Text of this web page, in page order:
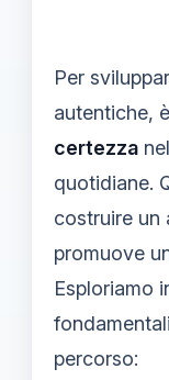
Per
autentiche,
certezza
quotidiane.
costruire un
promuove
Esploriamo
percorso: